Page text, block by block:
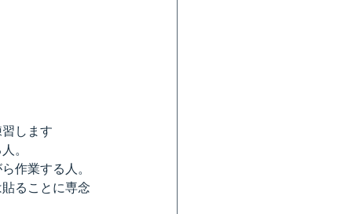
します
。
作業する人。
ることに専念